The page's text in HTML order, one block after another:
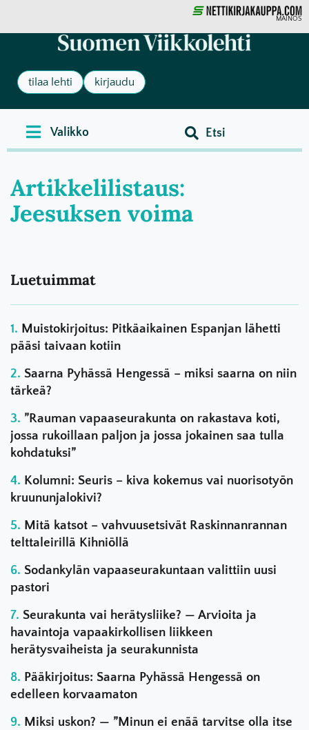
MAINOS
tilaa lehti kirjaudu
Artikkelilistaus:
Jeesuksen voima
Luetuimmat
Muistokirjoitus: Pitkäaikainen Espanjan lähetti
pääsi taivaan kotiin
Saarna Pyhässä Hengessä – miksi saarna on niin
tärkeä?
”Rauman vapaaseurakunta on rakastava koti,
jossa rukoillaan paljon ja jossa jokainen saa tulla
kohdatuksi”
Kolumni: Seuris – kiva kokemus vai nuorisotyön
kruununjalokivi?
Mitä katsot – vahvuusetsivät Raskinnanrannan
telttaleirillä Kihniöllä
Sodankylän vapaaseurakuntaan valittiin uusi
pastori
Seurakunta vai herätysliike? — Arvioita ja
havaintoja vapaakirkollisen liikkeen
herätysvaiheista ja seurakunnista
Pääkirjoitus: Saarna Pyhässä Hengessä on
edelleen korvaamaton
Miksi uskon? — ”Minun ei enää tarvitse olla itse